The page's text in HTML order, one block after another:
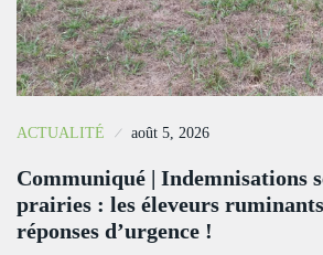
ACTUALITÉ août 5, 2026
Communiqué | Indemnisations
prairies : les éleveurs
réponses d’urgence !